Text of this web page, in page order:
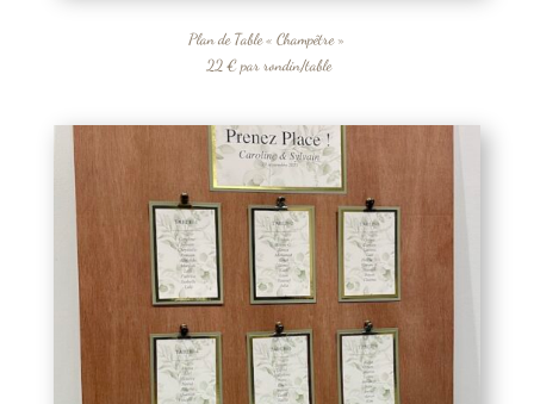
Plan de Table « Champêtre »
22 € par rondin/table